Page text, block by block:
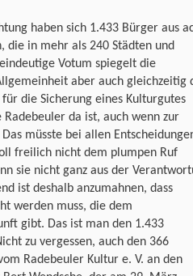
haben sich 1.433 Bürger aus
die in mehr als 240 Städten und
Votum spiegelt die
aber auch gleichzeitig
die Sicherung eines Kulturgutes
da ist, auch wenn zur
müsste bei allen
freilich nicht dem plumpen Ruf
sie nicht ganz aus der
ist deshalb anzumahnen, dass
werden muss, die dem
gibt. Das ist man den 1.433
zu vergessen, auch den 366
Radebeuler Kultur e. V. an den